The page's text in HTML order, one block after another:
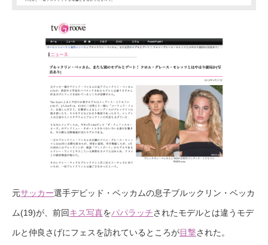
元サッカー選手デビッド・ベッカムの息子ブルックリン・ベッカ
ム(19)が、前回キス写真をパパラッチされたモデルとは違うモデ
ルと仲良さげにフェスを訪れているところが目撃された。